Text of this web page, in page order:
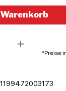
*Preise
Warenkorb